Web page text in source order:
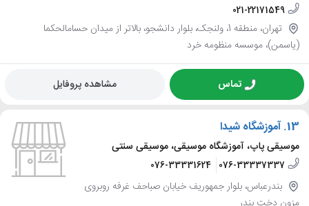
021-22171549
تهران، منطقه 1، ولنجک، بلوار دانشجو، بالاتر از میدان حسامالحکما
(یاسمن)، موسسه منظومه خرد
تماس مشاهده پروفایل
13. آموزشگاه شیدا
موسیقی پاپ، آموزشگاه موسیقی، موسیقی سنتی
076-33337337
076-33331624
بندرعباس، بلوار جمهوریف خیابان صباحف غرفه روبروی